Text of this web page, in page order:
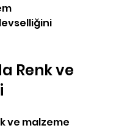
Renk ve
ve malzeme